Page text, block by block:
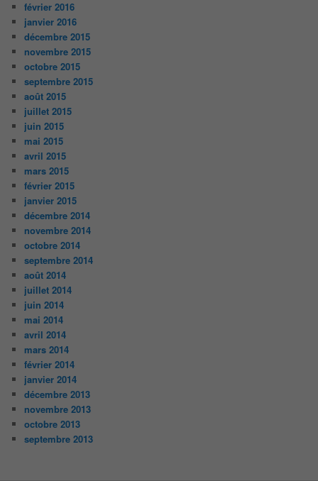
février 2016
janvier 2016
décembre 2015
novembre 2015
octobre 2015
septembre 2015
août 2015
juillet 2015
juin 2015
mai 2015
avril 2015
mars 2015
février 2015
janvier 2015
décembre 2014
novembre 2014
octobre 2014
septembre 2014
août 2014
juillet 2014
juin 2014
mai 2014
avril 2014
mars 2014
février 2014
janvier 2014
décembre 2013
novembre 2013
octobre 2013
septembre 2013